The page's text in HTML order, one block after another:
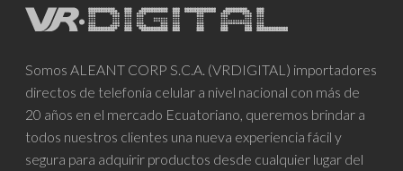
Somos ALEANT CORP S.C.A. (VRDIGITAL) importadores
directos de telefonía celular a nivel nacional con más de
20 años en el mercado Ecuatoriano, queremos brindar a
todos nuestros clientes una nueva experiencia fácil y
segura para adquirir productos desde cualquier lugar del